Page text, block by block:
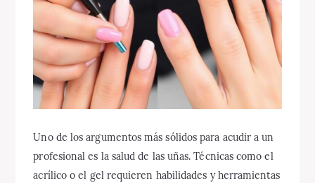
Uno de los argumentos más sólidos para acudir a un
profesional es la salud de las uñas. Técnicas como el
acrílico o el gel requieren habilidades y herramientas